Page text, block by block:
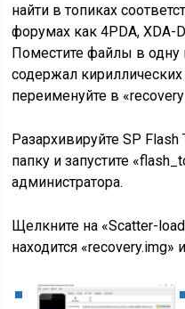
найти в топиках
форумах как 4PDA, XDA-
Поместите файлы в одну
содержал
переименуйте в
Разархивируйте SP Flash
папку и запустите
администратора.
Щелкните на «Scatter-
находится